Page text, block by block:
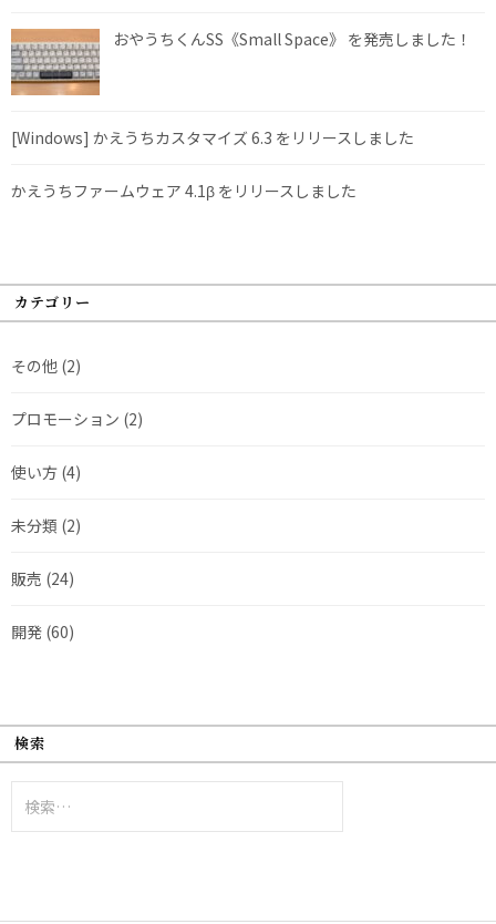
おやうちくんSS《Small Space》 を発売しました！
[Windows] かえうちカスタマイズ 6.3 をリリースしました
かえうちファームウェア 4.1β をリリースしました
カテゴリー
その他 (2)
プロモーション (2)
使い方 (4)
未分類 (2)
販売 (24)
開発 (60)
検索
索: